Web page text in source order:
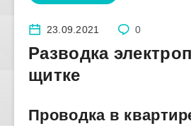
23.09.2021 0
Разводка
щитке
Проводка в